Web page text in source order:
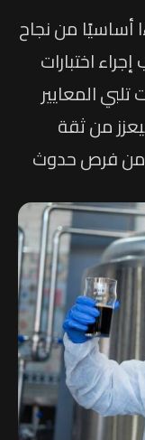
أساسيًا من نجاح
اختبارات
المعايير
من ثقة
من فرص حدوث